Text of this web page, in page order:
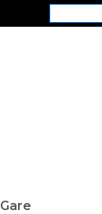
Gare